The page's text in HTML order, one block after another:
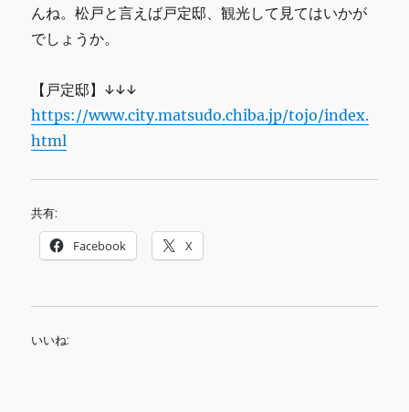
んね。松戸と言えば戸定邸、観光して見てはいかが
でしょうか。
【戸定邸】↓↓↓
https://www.city.matsudo.chiba.jp/tojo/index.
html
共有:
Facebook X
いいね: